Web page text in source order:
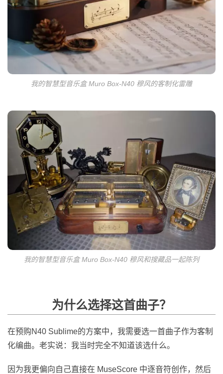
我的智慧型音乐盒 Muro Box-N40 穆风的客制化雷雕
我的智慧型音乐盒 Muro Box-N40 穆风和搜藏品一起陈列
为什么选择这首曲子？
在预购N40 Sublime的方案中，我需要选一首曲子作为客制
化编曲。老实说：我当时完全不知道该选什么。
因为我更偏向自己直接在 MuseScore 中逐音符创作，然后